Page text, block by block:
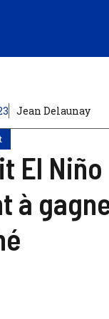
Jean Delaunay
El
à